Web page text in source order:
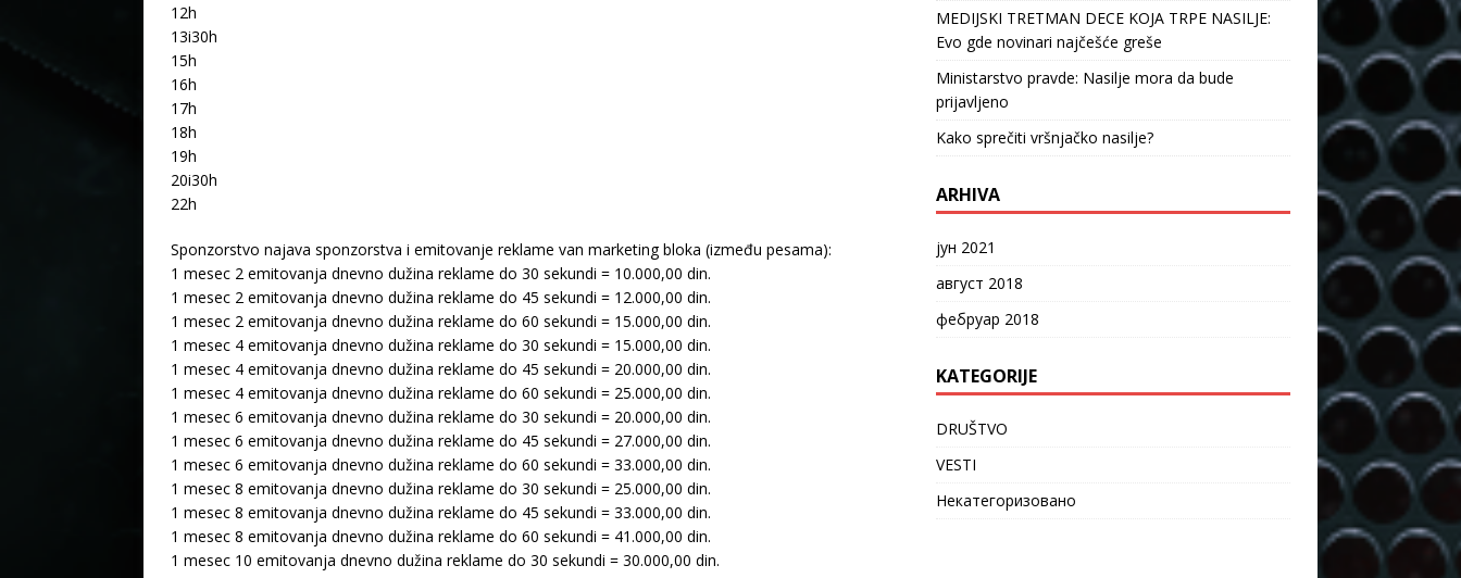
12h
13i30h
15h
16h
17h
18h
19h
20i30h
22h
Sponzorstvo najava sponzorstva i emitovanje reklame van marketing bloka (između pesama):
1 mesec 2 emitovanja dnevno dužina reklame do 30 sekundi = 10.000,00 din.
1 mesec 2 emitovanja dnevno dužina reklame do 45 sekundi = 12.000,00 din.
1 mesec 2 emitovanja dnevno dužina reklame do 60 sekundi = 15.000,00 din.
1 mesec 4 emitovanja dnevno dužina reklame do 30 sekundi = 15.000,00 din.
1 mesec 4 emitovanja dnevno dužina reklame do 45 sekundi = 20.000,00 din.
1 mesec 4 emitovanja dnevno dužina reklame do 60 sekundi = 25.000,00 din.
1 mesec 6 emitovanja dnevno dužina reklame do 30 sekundi = 20.000,00 din.
1 mesec 6 emitovanja dnevno dužina reklame do 45 sekundi = 27.000,00 din.
1 mesec 6 emitovanja dnevno dužina reklame do 60 sekundi = 33.000,00 din.
1 mesec 8 emitovanja dnevno dužina reklame do 30 sekundi = 25.000,00 din.
1 mesec 8 emitovanja dnevno dužina reklame do 45 sekundi = 33.000,00 din.
1 mesec 8 emitovanja dnevno dužina reklame do 60 sekundi = 41.000,00 din.
1 mesec 10 emitovanja dnevno dužina reklame do 30 sekundi = 30.000,00 din.
MEDIJSKI TRETMAN DECE KOJA TRPE NASILJE:
Evo gde novinari najčešće greše
Ministarstvo pravde: Nasilje mora da bude
prijavljeno
Kako sprečiti vršnjačko nasilje?
ARHIVA
јун 2021
август 2018
фебруар 2018
KATEGORIJE
DRUŠTVO
VESTI
Некатегоризовано